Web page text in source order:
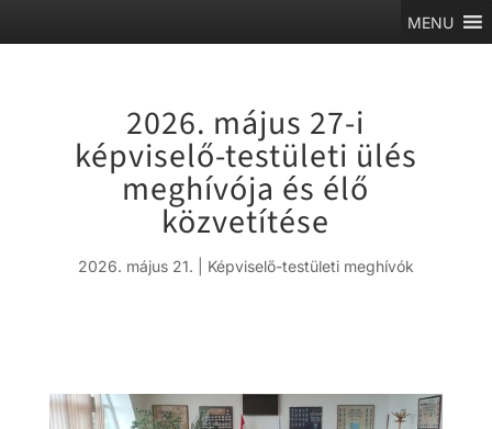
MENU
2026. május 27-i
képviselő-testületi ülés
meghívója és élő
közvetítése
2026. május 21. Képviselő-testületi meghívók